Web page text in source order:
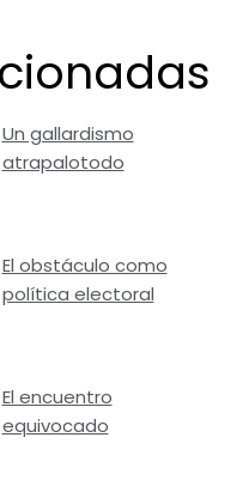
Un gallardismo
atrapalotodo
El obstáculo como
política electoral
El encuentro
equivocado